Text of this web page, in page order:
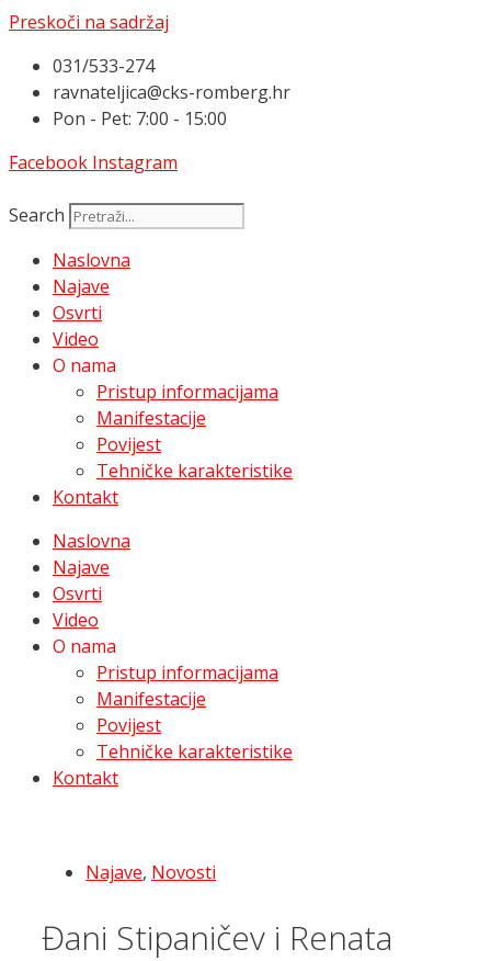
Preskoči na sadržaj
031/533-274
ravnateljica@cks-romberg.hr
Pon - Pet: 7:00 - 15:00
Facebook Instagram
Search
Naslovna
Najave
Osvrti
Video
O nama
Pristup informacijama
Manifestacije
Povijest
Tehničke karakteristike
Kontakt
Naslovna
Najave
Osvrti
Video
O nama
Pristup informacijama
Manifestacije
Povijest
Tehničke karakteristike
Kontakt
Najave, Novosti
Đani Stipaničev i Renata